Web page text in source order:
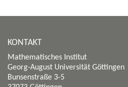
KONTAKT
Mathematisches Institut
Georg-August Universität Göttingen
Bunsenstraße 3-5